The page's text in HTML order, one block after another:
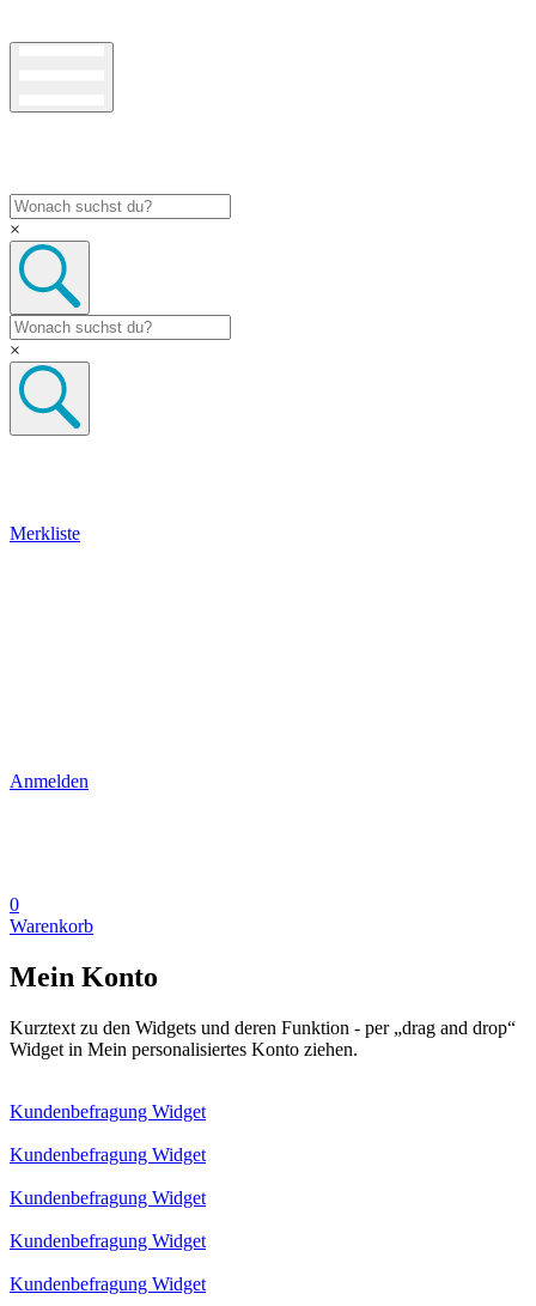
×
×
Merkliste
Anmelden
0
Warenkorb
Mein Konto
Kurztext zu den Widgets und deren Funktion - per „drag and drop“
Widget in Mein personalisiertes Konto ziehen.
Kundenbefragung Widget
Kundenbefragung Widget
Kundenbefragung Widget
Kundenbefragung Widget
Kundenbefragung Widget